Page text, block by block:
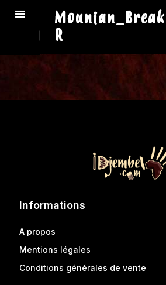
R
Informations
A propos
Mentions légales
Conditions générales de vente